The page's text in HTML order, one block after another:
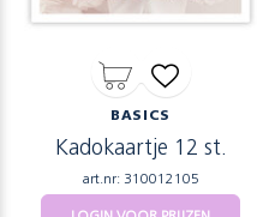
BASICS
Kadokaartje 12 st.
art.nr: 310012105